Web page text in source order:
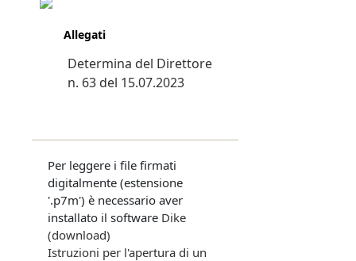
Allegati
Determina del Direttore
n. 63 del 15.07.2023
Per leggere i file firmati
digitalmente (estensione
'.p7m') è necessario aver
installato il software Dike
(download)
Istruzioni per l'apertura di un